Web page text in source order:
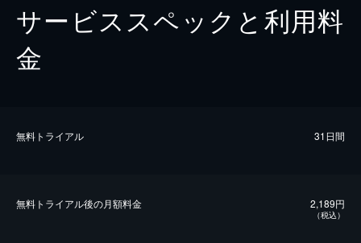
サービススペックと利用料
金
無料トライアル 31日間
無料トライアル後の⽉額料金 2,189円
（税込）